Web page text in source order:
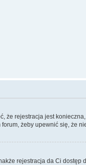
rejestracja jest
żeby upewnić się, że
rejestracja da Ci